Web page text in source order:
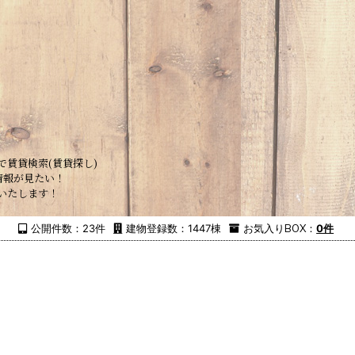
賃貸検索(賃貸探し)
が見たい！
します！
お気入りBOX ：0件
建物登録数：1447棟
公開件数：23件